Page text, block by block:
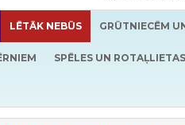
LĒTĀK NEBŪS GRŪTNIECĒM
SPĒLES UN ROTAĻLIETAS